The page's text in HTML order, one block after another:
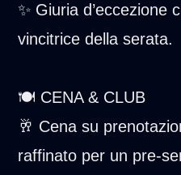
✨ Giuria d’eccezione
vincitrice della serata.
🍽 CENA & CLUB
🥂 Cena su
raffinato per un pre-